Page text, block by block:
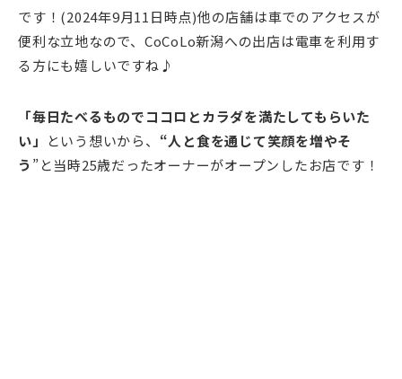
です！(2024年9月11日時点)他の店舗は車でのアクセスが
便利な立地なので、CoCoLo新潟への出店は電車を利用す
る方にも嬉しいですね♪
「毎日たべるものでココロとカラダを満たしてもらいた
い」
という想いから、 “人と食を通じて笑顔を増やそ
う ”と当時25歳だったオーナーがオープンしたお店です！